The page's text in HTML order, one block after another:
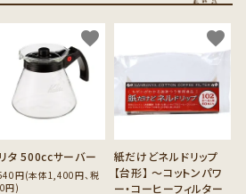
タ 500ccサーバー
円(本体1,400円、税
円)
favorite
紙だけどネルドリップ
【台形】 ～コットンパワ
ー・コーヒーフィルター
favorite